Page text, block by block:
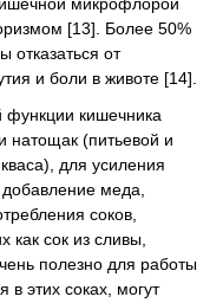
[13]. Более 50%
отказаться от
и боли в животе [14].
функции кишечника
натощак (питьевой и
для усиления
меда,
соков,
как сок из сливы,
полезно для работы
этих соках, могут